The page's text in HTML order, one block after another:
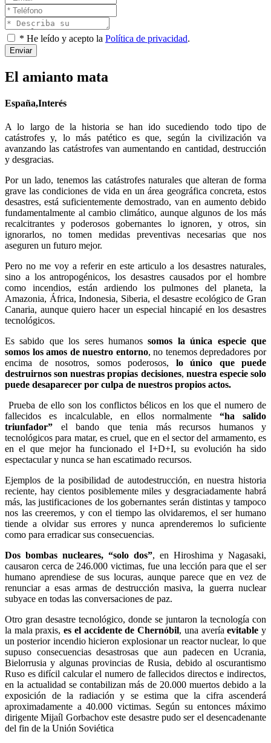
* He leído y acepto la Política de privacidad.
Enviar
El amianto mata
España,Interés
A lo largo de la historia se han ido sucediendo todo tipo de
catástrofes y, lo más patético es que, según la civilización va
avanzando las catástrofes van aumentando en cantidad, destrucción
y desgracias.
Por un lado, tenemos las catástrofes naturales que alteran de forma
grave las condiciones de vida en un área geográfica concreta, estos
desastres, está suficientemente demostrado, van en aumento debido
fundamentalmente al cambio climático, aunque algunos de los más
recalcitrantes y poderosos gobernantes lo ignoren, y otros, sin
ignorarlos, no tomen medidas preventivas necesarias que nos
aseguren un futuro mejor.
Pero no me voy a referir en este articulo a los desastres naturales,
sino a los antropogénicos, los desastres causados por el hombre
como incendios, están ardiendo los pulmones del planeta, la
Amazonia, África, Indonesia, Siberia, el desastre ecológico de Gran
Canaria, aunque quiero hacer un especial hincapié en los desastres
tecnológicos.
Es sabido que los seres humanossomos la única especie que
somos los amos de nuestro entorno, no tenemos depredadores por
encima de nosotros, somos poderosos, lo único que puede
destruirnos son nuestras propias decisiones, nuestra especie solo
puede desaparecer por culpa de nuestros propios actos.
Prueba de ello son los conflictos bélicos en los que el numero de
fallecidos es incalculable, en ellos normalmente“ha salido
triunfador” el bando que tenia más recursos humanos y
tecnológicos para matar, es cruel, que en el sector del armamento, es
en el que mejor ha funcionado el I+D+I, su evolución ha sido
espectacular y nunca se han escatimado recursos.
Ejemplos de la posibilidad de autodestrucción, en nuestra historia
reciente, hay cientos posiblemente miles y desgraciadamente habrá
más, las justificaciones de los gobernantes serán distintas y tampoco
nos las creeremos, y con el tiempo las olvidaremos, el ser humano
tiende a olvidar sus errores y nunca aprenderemos lo suficiente
como para erradicar sus consecuencias.
Dos bombas nucleares, “solo dos”, en Hiroshima y Nagasaki,
causaron cerca de 246.000 victimas, fue una lección para que el ser
humano aprendiese de sus locuras, aunque parece que en vez de
renunciar a esas armas de destrucción masiva, la guerra nuclear
subyace en todas las conversaciones de paz.
Otro gran desastre tecnológico, donde se juntaron la tecnología con
la mala praxis,es el accidente de Chernóbil, una averíaevitable y
un posterior incendio hicieron explosionar un reactor nuclear, lo que
supuso consecuencias desastrosas que aun padecen en Ucrania,
Bielorrusia y algunas provincias de Rusia, debido al oscurantismo
Ruso es difícil calcular el numero de fallecidos directos e indirectos,
en la actualidad se contabilizan más de 20.000 muertos debido a la
exposición de la radiación y se estima que la cifra ascenderá
aproximadamente a 40.000 victimas. Según su entonces máximo
dirigente Mijaíl Gorbachov este desastre pudo ser el desencadenante
del fin de la Unión Soviética